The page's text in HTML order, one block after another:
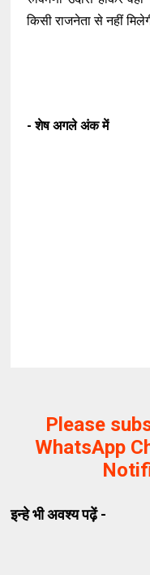
किसी राजनेता से नहीं
- शेष अगले अंक में
Please
WhatsApp
इन्हे भी अवश्य पढ़ें -